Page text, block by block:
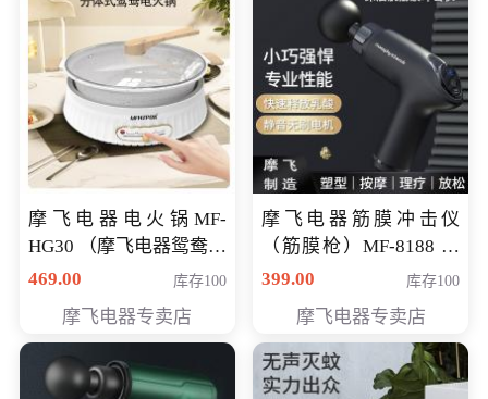
摩飞电器电火锅MF-
HG30 （摩飞电器鸳鸯锅
MF-HG30 ） 会员专享价
469.00 库存100
摩飞电器专卖店
摩飞电器筋膜冲击仪
（筋膜枪）MF-8188 会
员专享价268元
399.00 库存100
摩飞电器专卖店